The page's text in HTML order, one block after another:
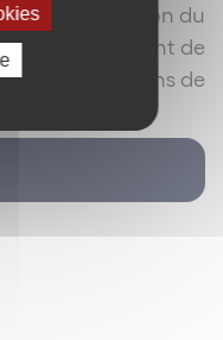
de l’exécution du
le fondement de
des exceptions de